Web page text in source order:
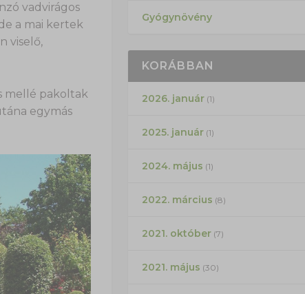
vadvirágos
a mai kertek
viselő,
mellé pakoltak
egymás
Gyógynövény
KORÁBBAN
2026. január(1)
2025. január(1)
2024. május (1)
2022. március (8)
2021. október(7)
2021. május (30)